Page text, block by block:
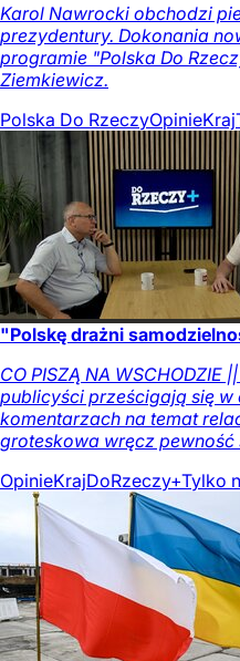
Karol Nawrocki obchodzi
prezydentury. Dokonania
programie "Polska Do
Ziemkiewicz.
Polska Do RzeczyOpinieKraj
"Polskę drażni
CO PISZĄ NA
publicyści prześcigają się
komentarzach na temat
groteskowa wręcz pewność
OpinieKrajDoRzeczy+Tylko